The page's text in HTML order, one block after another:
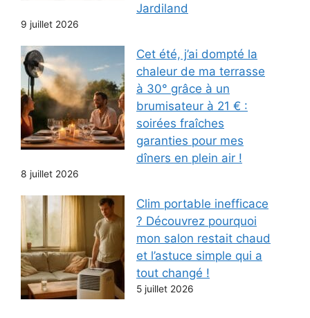
Jardiland
9 juillet 2026
Cet été, j’ai dompté la
chaleur de ma terrasse
à 30° grâce à un
brumisateur à 21 € :
soirées fraîches
garanties pour mes
dîners en plein air !
8 juillet 2026
Clim portable inefficace
? Découvrez pourquoi
mon salon restait chaud
et l’astuce simple qui a
tout changé !
5 juillet 2026